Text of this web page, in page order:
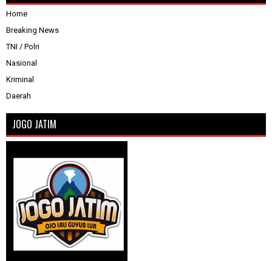
Home
Breaking News
TNI / Polri
Nasional
Kriminal
Daerah
JOGO JATIM